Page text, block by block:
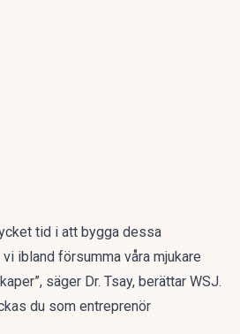
tid i att bygga dessa
ibland försumma våra mjukare
säger Dr. Tsay, berättar WSJ.
du som entreprenör